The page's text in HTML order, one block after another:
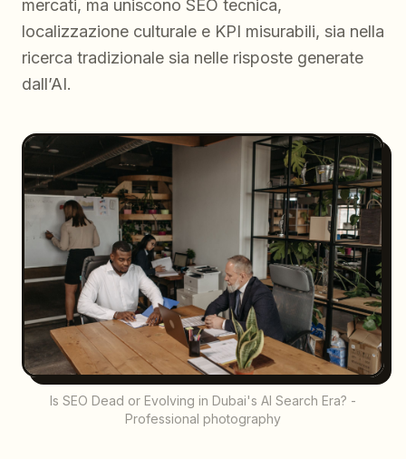
mercati, ma uniscono SEO tecnica,
localizzazione culturale e KPI misurabili, sia nella
ricerca tradizionale sia nelle risposte generate
dall’AI.
Is SEO Dead or Evolving in Dubai's AI Search Era? -
Professional photography